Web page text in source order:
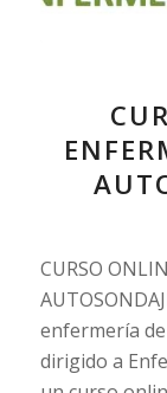
CURSO
enfermería
dirigido a